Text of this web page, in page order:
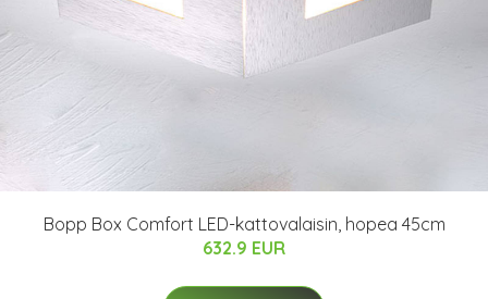
Bopp Box Comfort LED-kattovalaisin, hopea 45cm
632.9 EUR